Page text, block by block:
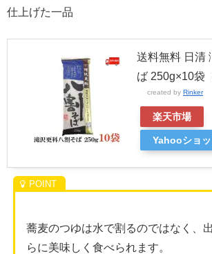
仕上げた一品
送料無料 日清
ば 250g×10袋
created by Rinker
楽天市場
Yahooショ
蕎麦のつゆは水で割るのではなく、
らに美味しく食べられます。